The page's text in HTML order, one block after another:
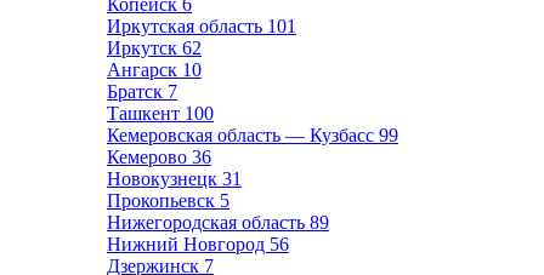
Копейск 6
Иркутская область 101
Иркутск 62
Ангарск 10
Братск 7
Ташкент 100
Кемеровская область — Кузбасс 99
Кемерово 36
Новокузнецк 31
Прокопьевск 5
Нижегородская область 89
Нижний Новгород 56
Дзержинск 7